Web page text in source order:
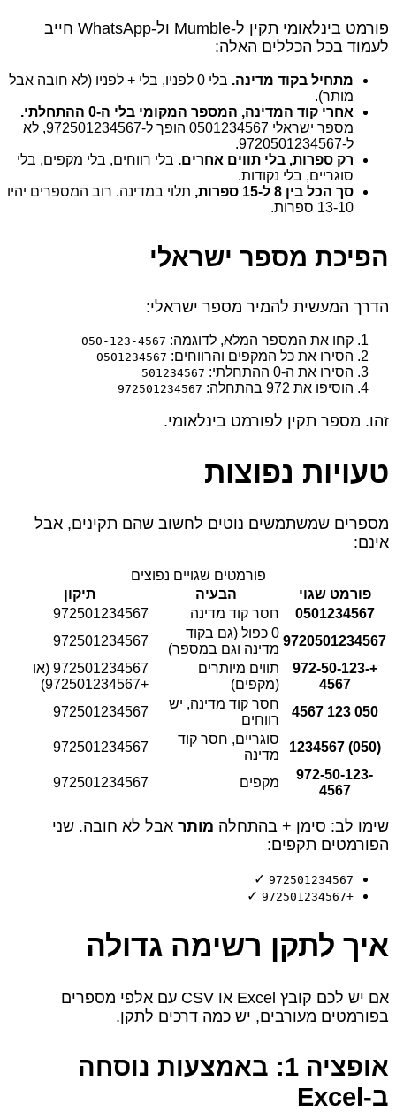
פורמט בינלאומי תקין ל‑Mumble ול‑WhatsApp חייב
לעמוד בכל הכללים האלה:
מתחיל בקוד מדינה.
בלי 0 לפניו, בלי + לפניו (לא חובה אבל
מותר).
אחרי קוד המדינה, המספר המקומי בלי ה‑0 ההתחלתי.
מספר ישראלי 0501234567 הופך ל‑972501234567, לא
ל‑9720501234567.
רק ספרות, בלי תווים אחרים. בלי רווחים, בלי מקפים, בלי
סוגריים, בלי נקודות.
סך הכל בין 8 ל‑15 ספרות,
תלוי במדינה. רוב המספרים יהיו
10‑13 ספרות.
הפיכת מספר ישראלי
הדרך המעשית להמיר מספר ישראלי:
קחו את המספר המלא, לדוגמה: 050-123-4567
הסירו את כל המקפים והרווחים: 0501234567
הסירו את ה‑0 ההתחלתי: 501234567
הוסיפו את 972 בהתחלה: 972501234567
זהו. מספר תקין לפורמט בינלאומי.
טעויות נפוצות
מספרים שמשתמשים נוטים לחשוב שהם תקינים, אבל
אינם:
פורמטים שגויים נפוצים
פורמט שגוי
הבעיה
תיקון
0501234567
חסר קוד מדינה
972501234567
9720501234567
0 כפול (גם בקוד
מדינה וגם במספר)
972501234567
+972-50-123-
4567
תווים מיותרים
(מקפים)
972501234567 (או
+972501234567)
050 123 4567
חסר קוד מדינה, יש
רווחים
972501234567
(050) 1234567
סוגריים, חסר קוד
מדינה
972501234567
972-50-123-
4567
מקפים 972501234567
שימו לב: סימן + בהתחלה מותר אבל לא חובה. שני
הפורמטים תקפים:
972501234567
✓
+972501234567
✓
איך לתקן רשימה גדולה
אם יש לכם קובץ Excel או CSV עם אלפי מספרים
בפורמטים מעורבים, יש כמה דרכים לתקן.
אופציה 1: באמצעות נוסחה
ב‑Excel